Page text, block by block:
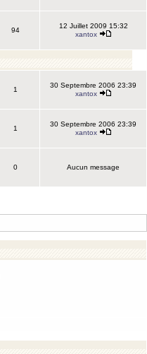
94
12 Juillet 2009 15:32
xantox
1
30 Septembre 2006 23:39
xantox
1
30 Septembre 2006 23:39
xantox
0 Aucun message